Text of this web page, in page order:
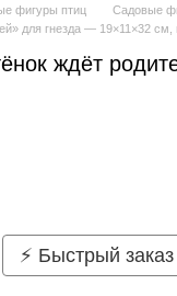
фигуры птиц
Садовые
для гнезда — 19×11×32 см,
ждёт
⚡ Быстрый заказ